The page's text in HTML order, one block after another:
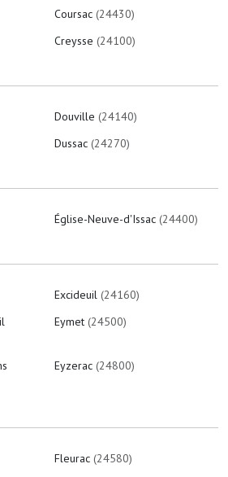
Coursac (24430)
Creysse (24100)
Douville (24140)
Dussac (24270)
Église-Neuve-d'Issac (24400)
Excideuil (24160)
Eymet (24500)
Eyzerac (24800)
Fleurac (24580)